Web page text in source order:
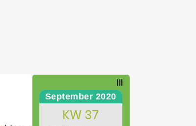
September 2020
KW 37